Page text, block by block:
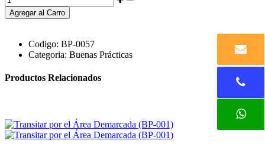
Agregar al Carro
Codigo: BP-0057
Categoria: Buenas Prácticas
Productos Relacionados